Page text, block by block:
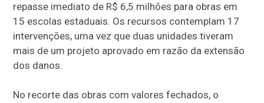
repasse imediato de R$ 6,5 milhões para obras em
15 escolas estaduais. Os recursos contemplam 17
intervenções, uma vez que duas unidades tiveram
mais de um projeto aprovado em razão da extensão
dos danos.
No recorte das obras com valores fechados, o